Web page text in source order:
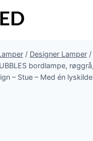
/ Designer Lamper /
bordlampe,
– Stue – Med én lyskilde